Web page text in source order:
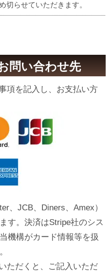
切らせていただきます。
問い合わせ先
項を記入し、お支払い方
、JCB、Diners、Amex）
す。決済はStripe社のシス
機構がカード情報等を扱
ただくと、ご記入いただ